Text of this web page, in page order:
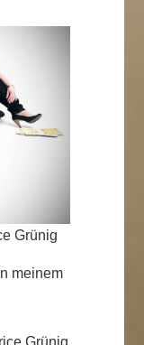
Grünig
meinem
Grünig